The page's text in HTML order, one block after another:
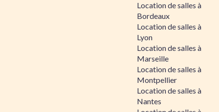
Location de salles à
Bordeaux
Location de salles à
Lyon
Location de salles à
Marseille
Location de salles à
Montpellier
Location de salles à
Nantes